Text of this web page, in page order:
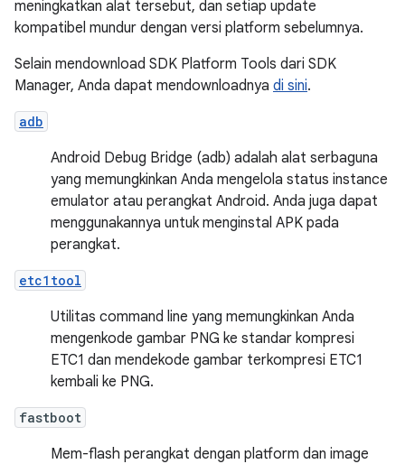
meningkatkan alat tersebut, dan setiap update
kompatibel mundur dengan versi platform sebelumnya.
Selain mendownload SDK Platform Tools dari SDK
Manager, Anda dapat mendownloadnya di sini.
adb
Android Debug Bridge (adb) adalah alat serbaguna
yang memungkinkan Anda mengelola status instance
emulator atau perangkat Android. Anda juga dapat
menggunakannya untuk menginstal APK pada
perangkat.
etc1tool
Utilitas command line yang memungkinkan Anda
mengenkode gambar PNG ke standar kompresi
ETC1 dan mendekode gambar terkompresi ETC1
kembali ke PNG.
fastboot
Mem-flash perangkat dengan platform dan image